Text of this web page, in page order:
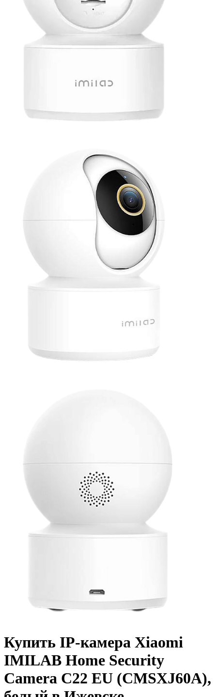
Купить IP-камера Xiaomi
IMILAB Home Security
Camera С22 EU (CMSXJ60A),